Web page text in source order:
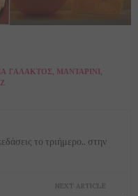
ΓΆΛΑΚΤΟΣ, ΜΑΝΤΑΡΊΝΙ,
το τριήμερο.. στην
NEXT ARTICLE